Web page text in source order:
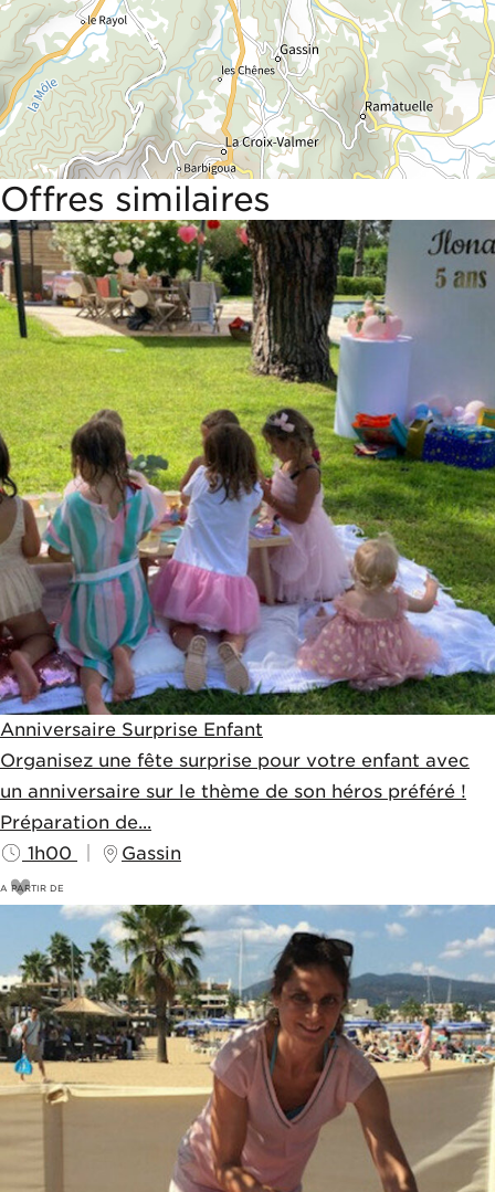
Offres similaires
Anniversaire Surprise Enfant
Organisez une fête surprise pour votre enfant avec
un anniversaire sur le thème de son héros préféré !
Préparation de...
1h00
Gassin
A PARTIR DE
200€